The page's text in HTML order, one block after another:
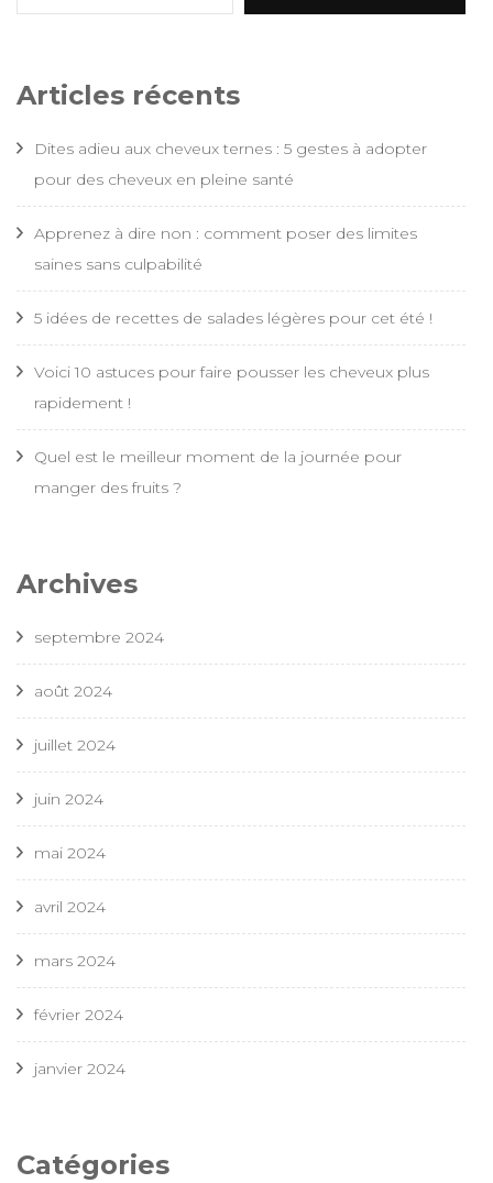
Articles récents
Dites adieu aux cheveux ternes : 5 gestes à adopter
pour des cheveux en pleine santé
Apprenez à dire non : comment poser des limites
saines sans culpabilité
5 idées de recettes de salades légères pour cet été !
Voici 10 astuces pour faire pousser les cheveux plus
rapidement !
Quel est le meilleur moment de la journée pour
manger des fruits ?
Archives
septembre 2024
août 2024
juillet 2024
juin 2024
mai 2024
avril 2024
mars 2024
février 2024
janvier 2024
Catégories